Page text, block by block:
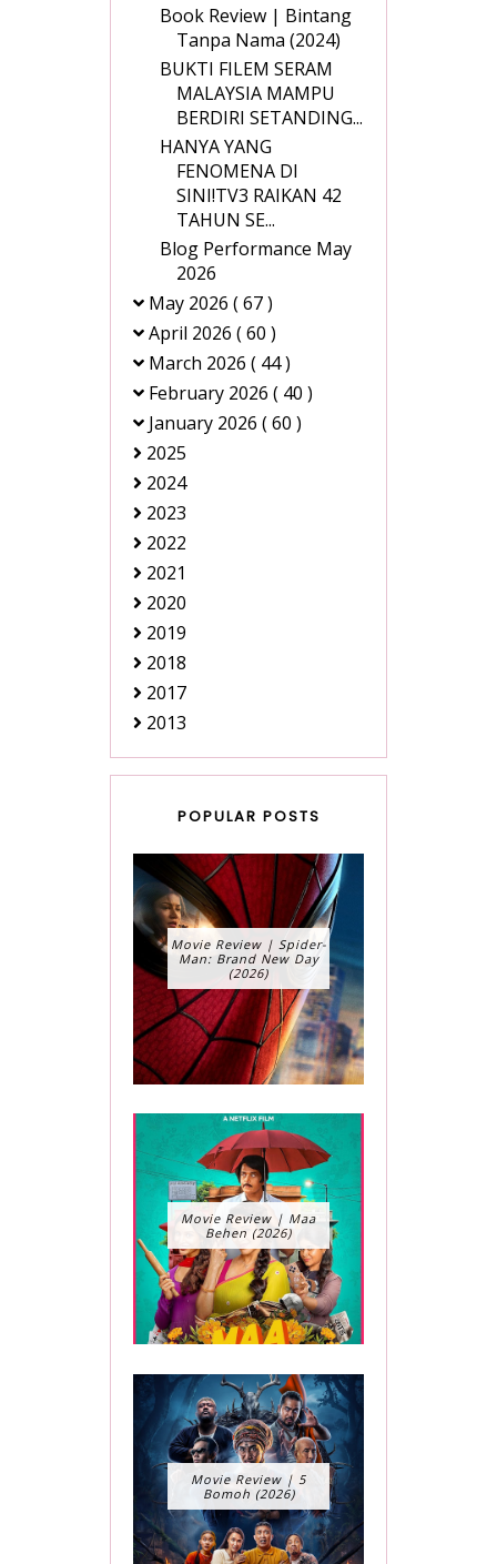
Book Review | Bintang
Tanpa Nama (2024)
BUKTI FILEM SERAM
MALAYSIA MAMPU
BERDIRI SETANDING...
HANYA YANG
FENOMENA DI
SINI!TV3 RAIKAN 42
TAHUN SE...
Blog Performance May
2026
May 2026 ( 67 )
April 2026 ( 60 )
March 2026 ( 44 )
February 2026 ( 40 )
January 2026 ( 60 )
2025
2024
2023
2022
2021
2020
2019
2018
2017
2013
POPULAR POSTS
Movie Review | Spider-
Man: Brand New Day
(2026)
Movie Review | Maa
Behen (2026)
Movie Review | 5
Bomoh (2026)